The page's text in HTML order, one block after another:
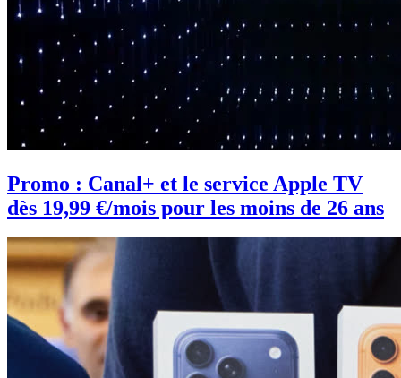
Promo : Canal+ et le service Apple TV
dès 19,99 €/mois pour les moins de 26 ans